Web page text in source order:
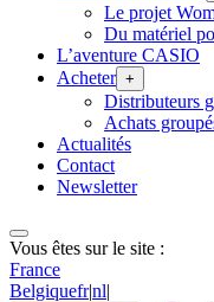
Le projet
Du matériel
L’aventure CASIO
Acheter +
Distributeurs
Achats
Actualités
Contact
Newsletter
Vous êtes sur le site :
France
Belgiquefr|nl|